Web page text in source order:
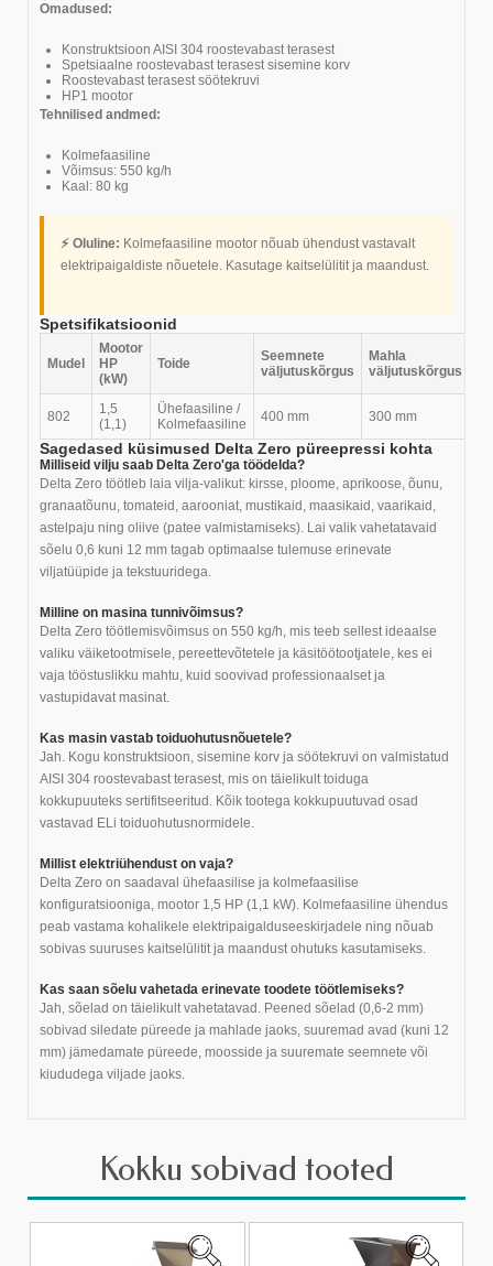
Omadused:
Konstruktsioon AISI 304 roostevabast terasest
Spetsiaalne roostevabast terasest sisemine korv
Roostevabast terasest söötekruvi
HP1 mootor
Tehnilised andmed:
Kolmefaasiline
Võimsus: 550 kg/h
Kaal: 80 kg
⚡ Oluline: Kolmefaasiline mootor nõuab ühendust vastavalt
elektripaigaldiste nõuetele. Kasutage kaitselülitit ja maandust.
Spetsifikatsioonid
Mudel
Mootor
HP
(kW)
Toide
Seemnete
väljutuskõrgus
Mahla
väljutuskõrgus
802
1,5
(1,1)
Ühefaasiline /
Kolmefaasiline
400 mm 300 mm
Sagedased küsimused Delta Zero püreepressi kohta
Milliseid vilju saab Delta Zero'ga töödelda?
Delta Zero töötleb laia vilja-valikut: kirsse, ploome, aprikoose, õunu,
granaatõunu, tomateid, aarooniat, mustikaid, maasikaid, vaarikaid,
astelpaju ning oliive (patee valmistamiseks). Lai valik vahetatavaid
sõelu 0,6 kuni 12 mm tagab optimaalse tulemuse erinevate
viljatüüpide ja tekstuuridega.
Milline on masina tunnivõimsus?
Delta Zero töötlemisvõimsus on 550 kg/h, mis teeb sellest ideaalse
valiku väiketootmisele, pereettevõtetele ja käsitöötootjatele, kes ei
vaja tööstuslikku mahtu, kuid soovivad professionaalset ja
vastupidavat masinat.
Kas masin vastab toiduohutusnõuetele?
Jah. Kogu konstruktsioon, sisemine korv ja söötekruvi on valmistatud
AISI 304 roostevabast terasest, mis on täielikult toiduga
kokkupuuteks sertifitseeritud. Kõik tootega kokkupuutuvad osad
vastavad ELi toiduohutusnormidele.
Millist elektriühendust on vaja?
Delta Zero on saadaval ühefaasilise ja kolmefaasilise
konfiguratsiooniga, mootor 1,5 HP (1,1 kW). Kolmefaasiline ühendus
peab vastama kohalikele elektripaigalduseeskirjadele ning nõuab
sobivas suuruses kaitselülitit ja maandust ohutuks kasutamiseks.
Kas saan sõelu vahetada erinevate toodete töötlemiseks?
Jah, sõelad on täielikult vahetatavad. Peened sõelad (0,6-2 mm)
sobivad siledate püreede ja mahlade jaoks, suuremad avad (kuni 12
mm) jämedamate püreede, moosside ja suuremate seemnete või
kiududega viljade jaoks.
Kokku sobivad tooted